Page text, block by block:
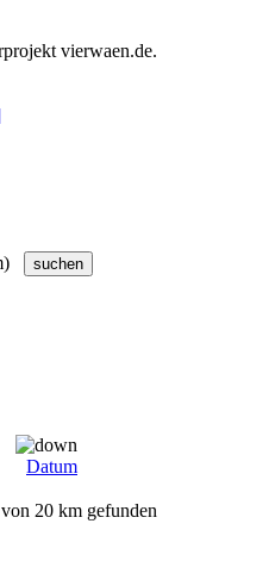
vierwaen.de.
Datum
20 km gefunden